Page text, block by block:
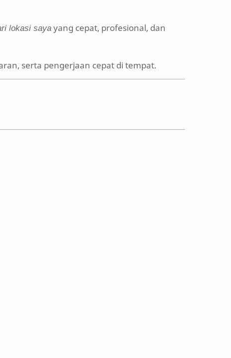
lokasi sayayang cepat, profesional, dan
serta pengerjaan cepat di tempat.